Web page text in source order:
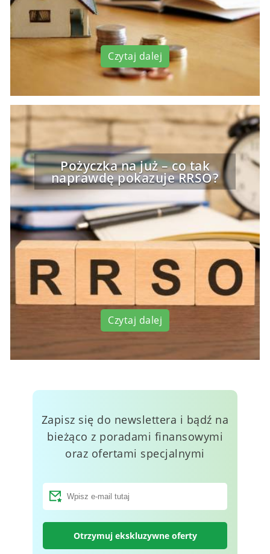
Czytaj dalej
Pożyczka na już – co tak
naprawdę pokazuje RRSO?
Czytaj dalej
Zapisz się do newslettera i bądź na
bieżąco z poradami finansowymi
oraz ofertami specjalnymi
Otrzymuj ekskluzywne oferty